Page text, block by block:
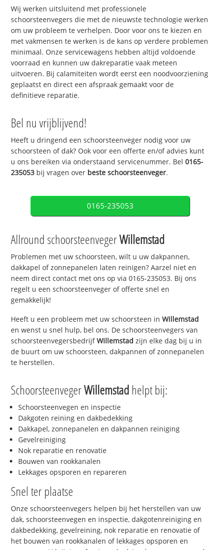
Wij werken uitsluitend met professionele
schoorsteenvegers die met de nieuwste technologie werken
om uw probleem te verhelpen. Door voor ons te kiezen en
met vakmensen te werken is de kans op verdere problemen
minimaal. Onze servicewagens hebben altijd voldoende
voorraad en kunnen uw dakreparatie vaak meteen
uitvoeren. Bij calamiteiten wordt eerst een noodvoorziening
geplaatst en direct een afspraak gemaakt voor de
definitieve reparatie.
Bel nu vrijblijvend!
Heeft u dringend een schoorsteenveger nodig voor uw
schoorsteen of dak? Ook voor een offerte en/of advies kunt
u ons bereiken via onderstaand servicenummer. Bel0165-
235053 bij vragen over beste schoorsteenveger.
0165-235053
Allround schoorsteenvegerWillemstad
Problemen met uw schoorsteen, wilt u uw dakpannen,
dakkapel of zonnepanelen laten reinigen? Aarzel niet en
neem direct contact met ons op via 0165-235053. Bij ons
regelt u een schoorsteenveger of offerte snel en
gemakkelijk!
Heeft u een probleem met uw schoorsteen inWillemstad
en wenst u snel hulp, bel ons. De schoorsteenvegers van
schoorsteenvegersbedrijfWillemstad zijn elke dag bij u in
de buurt om uw schoorsteen, dakpannen of zonnepanelen
te herstellen.
SchoorsteenvegerWillemstadhelpt bij:
Schoorsteenvegen en inspectie
Dakgoten reining en dakbedekking
Dakkapel, zonnepanelen en dakpannen reiniging
Gevelreiniging
Nok reparatie en renovatie
Bouwen van rookkanalen
Lekkages opsporen en repareren
Snel ter plaatse
Onze schoorsteenvegers helpen bij het herstellen van uw
dak, schoorsteenvegen en inspectie, dakgotenreiniging en
dakbedekking, gevelreining, nok reparatie en renovatie of
het bouwen van rookkanalen of lekkages opsporen en